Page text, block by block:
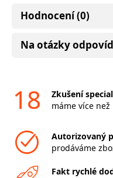
Hodnocení (0)
Na otázky
18
Zkušení
máme více
Autorizovaný
prodáváme
Fakt rychlé